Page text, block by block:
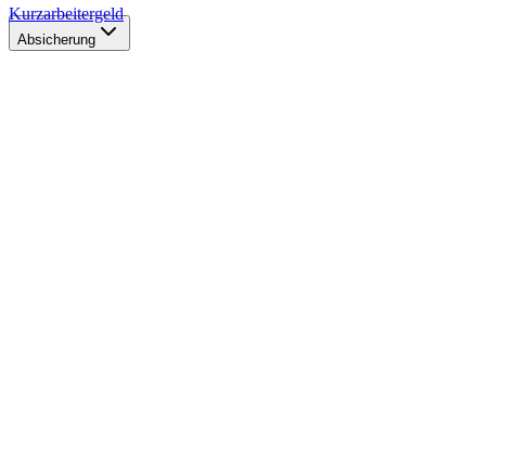
Kurzarbeitergeld
Absicherung